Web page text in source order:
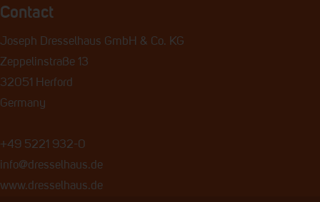
Contact
Joseph Dresselhaus GmbH & Co. KG
Zeppelinstraße 13
32051 Herford
Germany
+49 5221 932-0
info@dresselhaus.de
www.dresselhaus.de